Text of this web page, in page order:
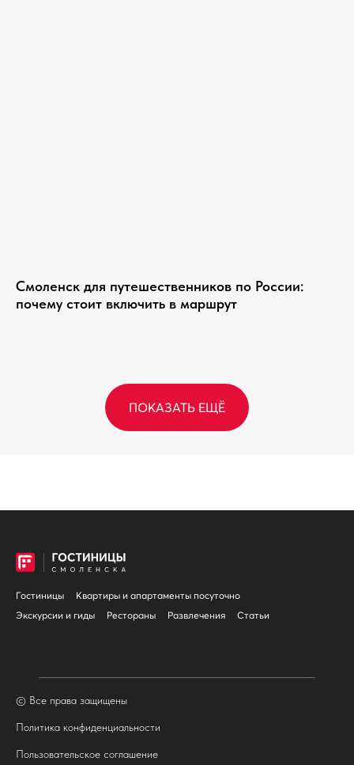
Смоленск для путешественников по России:
почему стоит включить в маршрут
ПОКАЗАТЬ ЕЩЁ
Гостиницы
Квартиры и апартаменты посуточно
Экскурсии и гиды
Рестораны Развлечения Статьи
© Все права защищены
Политика конфиденциальности
Пользовательское соглашение